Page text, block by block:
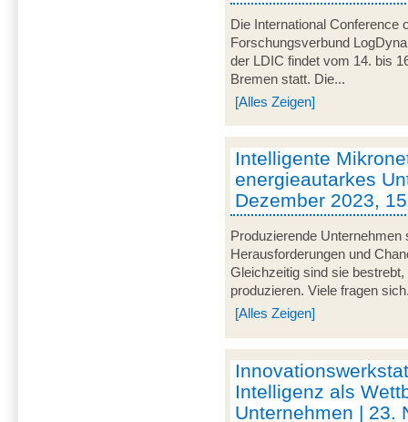
Die International
Forschungsverbund
der LDIC findet vom 14. bis
Bremen statt. Die...
[Alles Zeigen]
Intelligente
energieautarkes
Dezember 2023,
Produzierende
Herausforderungen und
Gleichzeitig sind sie
produzieren. Viele fragen
[Alles Zeigen]
Intelligenz als
Unternehmen | 23.